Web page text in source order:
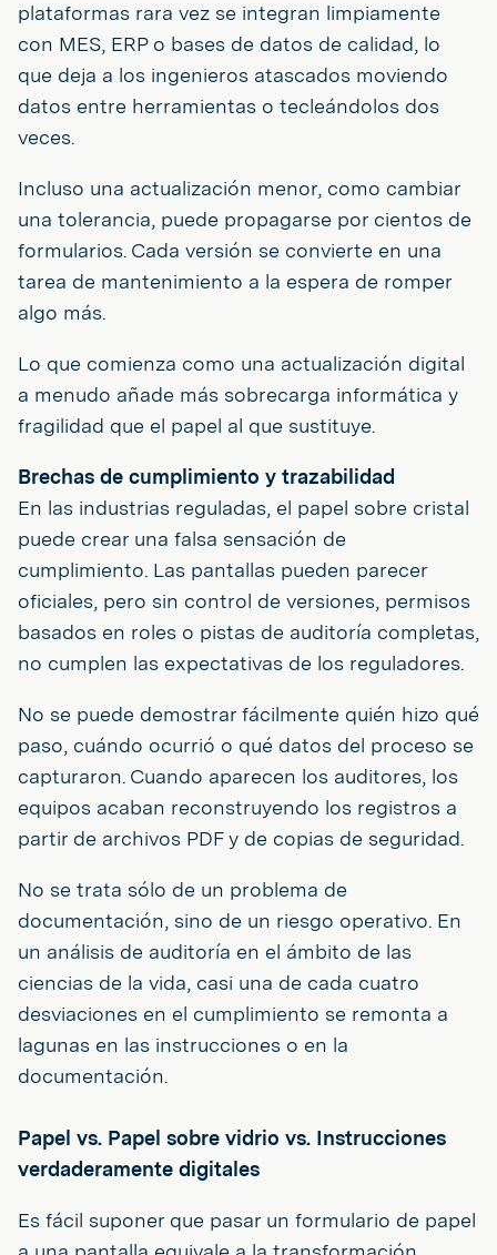
plataformas rara vez se integran limpiamente
con MES, ERP o bases de datos de calidad, lo
que deja a los ingenieros atascados moviendo
datos entre herramientas o tecleándolos dos
veces.
Incluso una actualización menor, como cambiar
una tolerancia, puede propagarse por cientos de
formularios. Cada versión se convierte en una
tarea de mantenimiento a la espera de romper
algo más.
Lo que comienza como una actualización digital
a menudo añade más sobrecarga informática y
fragilidad que el papel al que sustituye.
Brechas de cumplimiento y trazabilidad
En las industrias reguladas, el papel sobre cristal
puede crear una falsa sensación de
cumplimiento. Las pantallas pueden parecer
oficiales, pero sin control de versiones, permisos
basados en roles o pistas de auditoría completas,
no cumplen las expectativas de los reguladores.
No se puede demostrar fácilmente quién hizo qué
paso, cuándo ocurrió o qué datos del proceso se
capturaron. Cuando aparecen los auditores, los
equipos acaban reconstruyendo los registros a
partir de archivos PDF y de copias de seguridad.
No se trata sólo de un problema de
documentación, sino de un riesgo operativo. En
un análisis de auditoría en el ámbito de las
ciencias de la vida, casi una de cada cuatro
desviaciones en el cumplimiento se remonta a
lagunas en las instrucciones o en la
documentación.
Papel vs. Papel sobre vidrio vs. Instrucciones
verdaderamente digitales
Es fácil suponer que pasar un formulario de papel